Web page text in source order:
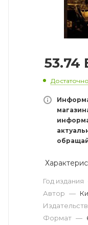
53.74
Достаточно
Год издания
Автор —
Формат —